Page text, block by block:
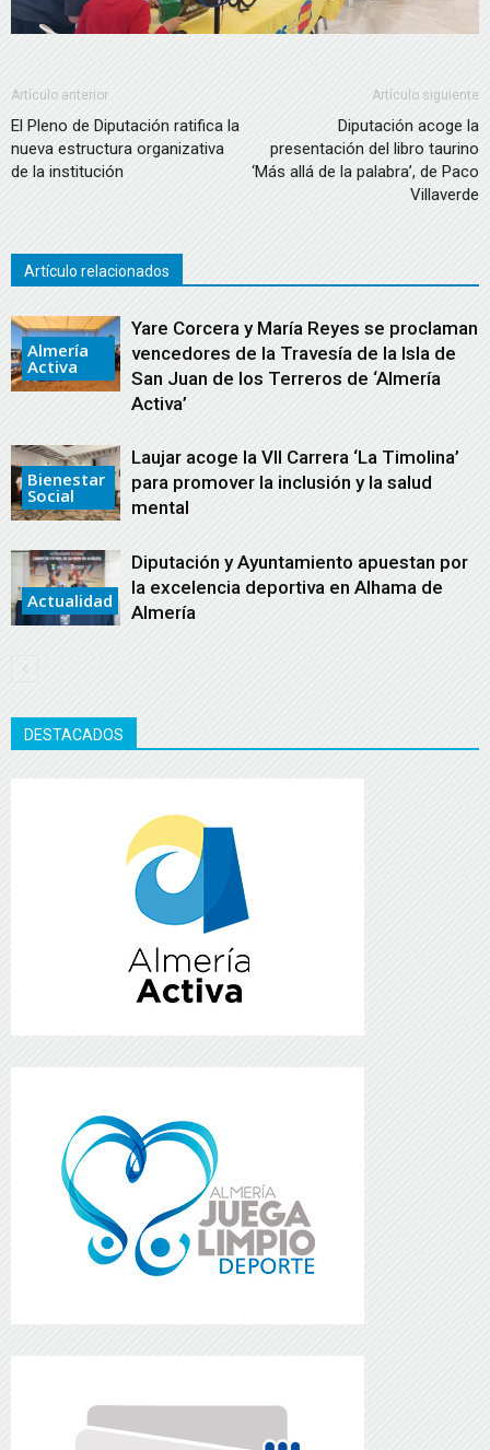
Artículo anterior
El Pleno de Diputación ratifica la
nueva estructura organizativa
de la institución
Artículo siguiente
Diputación acoge la
presentación del libro taurino
‘Más allá de la palabra’, de Paco
Villaverde
Artículo relacionados
Almería
Activa
Yare Corcera y María Reyes se proclaman
vencedores de la Travesía de la Isla de
San Juan de los Terreros de ‘Almería
Activa’
Bienestar
Social
Laujar acoge la VII Carrera ‘La Timolina’
para promover la inclusión y la salud
mental
Actualidad
Diputación y Ayuntamiento apuestan por
la excelencia deportiva en Alhama de
Almería
DESTACADOS